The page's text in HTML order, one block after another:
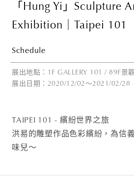
「Hung Yi」Sculpture
Exhibition｜Taipei 101
Schedule
展出地點：1F GALLERY 101 / 89F景
展出日期：2020/12/02～2021/02/28
TAIPEI 101 - 繽紛世界之旅
洪易的雕塑作品色彩繽紛，為信
味兒～